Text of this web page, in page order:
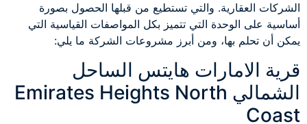
الشركات العقارية. والتي تستطيع من قبلها الحصول بصورة
أساسية على الوحدة التي تتميز بكل المواصفات القياسية التي
يمكن أن تحلم بها، ومن أبرز مشروعات الشركة ما يلي:
قرية الامارات هايتس الساحل
الشمالي Emirates Heights North
Coast